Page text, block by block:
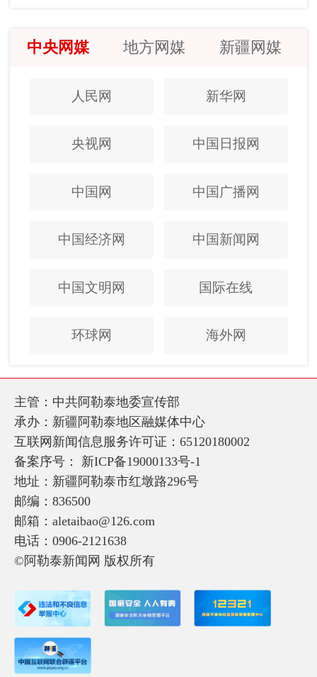
中央网媒 地方网媒 新疆网媒
人民网 新华网
央视网 中国日报网
中国网 中国广播网
中国经济网 中国新闻网
中国文明网 国际在线
环球网 海外网
主管：中共阿勒泰地委宣传部
承办：新疆阿勒泰地区融媒体中心
互联网新闻信息服务许可证：65120180002
备案序号： 新ICP备19000133号-1
地址：新疆阿勒泰市红墩路296号
邮编：836500
邮箱：aletaibao@126.com
电话：0906-2121638
©阿勒泰新闻网 版权所有